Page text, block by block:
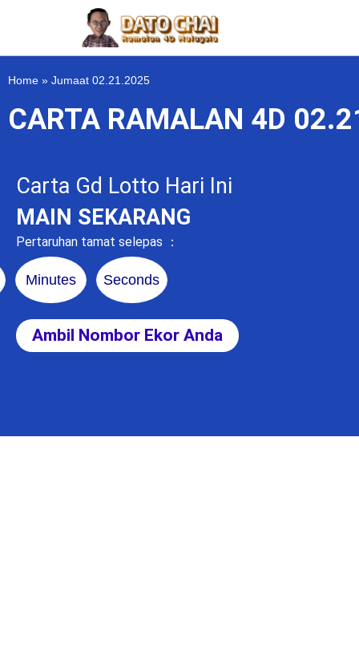
Home » Jumaat 02.21.2025
CARTA RAMALAN 4D
Carta Gd Lotto Hari Ini
MAIN SEKARANG
Pertaruhan tamat selepas ：
Minutes Seconds
Ambil Nombor Ekor Anda